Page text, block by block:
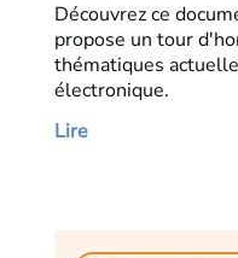
Découvrez ce
propose un tour
thématiques
électronique.
Lire